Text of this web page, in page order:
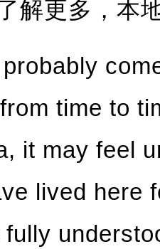
解更多，本
probably
from time to
it may feel
lived here
fully